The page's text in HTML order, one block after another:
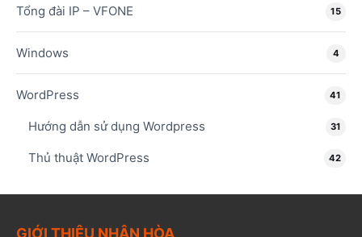
Tổng đài IP – VFONE 15
Windows 4
WordPress 41
Hướng dẫn sử dụng Wordpress 31
Thủ thuật WordPress 42
GIỚI THIỆU NHÂN HÒA